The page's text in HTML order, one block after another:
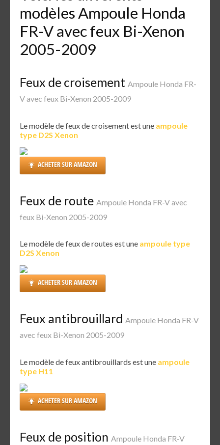
modèles Ampoule Honda
FR-V avec feux Bi-Xenon
2005-2009
Feux de croisement Ampoule Honda FR-
V avec feux Bi-Xenon 2005-2009
Le modèle de feux de croisement est une ampoule
type D2S Xenon
ACHETER SUR AMAZON
Feux de route Ampoule Honda FR-V avec
feux Bi-Xenon 2005-2009
Le modèle de feux de routes est une ampoule type
D2S Xenon
ACHETER SUR AMAZON
Feux antibrouillard Ampoule Honda FR-V
avec feux Bi-Xenon 2005-2009
Le modèle de feux antibrouillards est une ampoule
type H11
ACHETER SUR AMAZON
Feux de position Ampoule Honda FR-V